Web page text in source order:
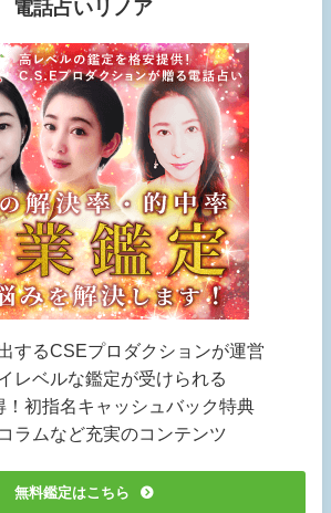
電話占いリノア
するCSEプロダクションが運営
レベルな鑑定が受けられる
！初指名キャッシュバック特典
ラムなど充実のコンテンツ
無料鑑定はこちら